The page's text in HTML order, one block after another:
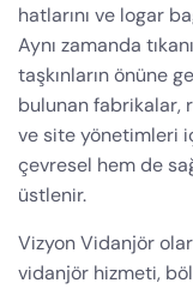
hatlarını ve logar
Aynı zamanda
taşkınların önüne
bulunan fabrikalar,
ve site yönetimleri
çevresel hem de
üstlenir.
Vizyon Vidanjör
vidanjör hizmeti,